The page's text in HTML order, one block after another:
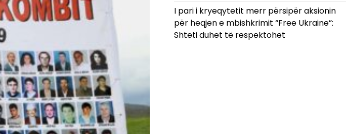
I pari i kryeqytetit merr përsipër aksionin
për heqjen e mbishkrimit “Free Ukraine”:
Shteti duhet të respektohet